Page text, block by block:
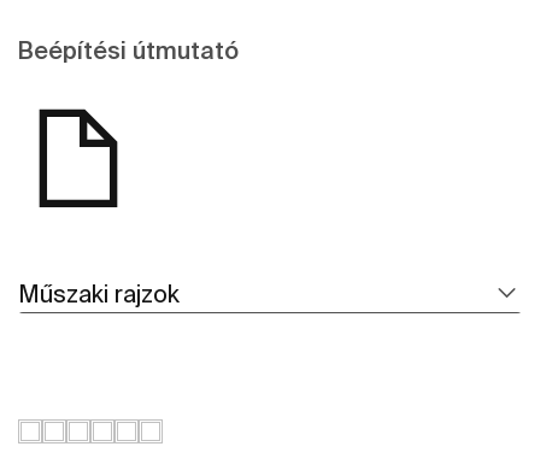
Beépítési útmutató
Műszaki rajzok